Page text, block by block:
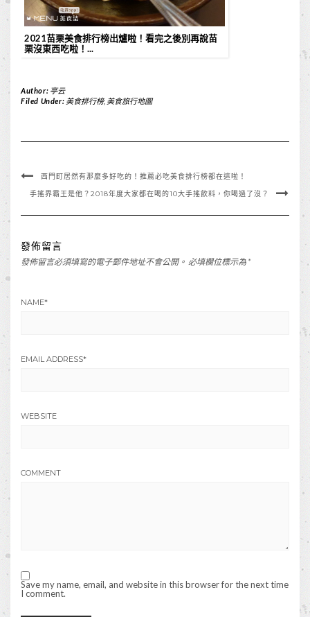
2021苗栗美食排行榜出爐啦！看完之後別再說苗
栗沒東西吃啦！...
Author: 亭云
Filed Under: 美食排行榜, 美食旅行地圖
西門町居然有那麼多好吃的！推薦必吃美食排行榜都在這啦！
手搖界霸王是他？2018年度大家都在喝的10大手搖飲料，你喝過了沒？
發佈留言
發佈留言必須填寫的電子郵件地址不會公開。 必填欄位標示為 *
NAME*
EMAIL ADDRESS*
WEBSITE
COMMENT
Save my name, email, and website in this browser for the next time
I comment.